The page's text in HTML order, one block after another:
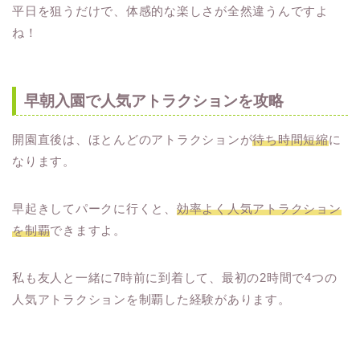
平日を狙うだけで、体感的な楽しさが全然違うんですよ
ね！
早朝入園で人気アトラクションを攻略
開園直後は、ほとんどのアトラクションが待ち時間短縮に
なります。
早起きしてパークに行くと、 効率よく人気アトラクション
を制覇できますよ。
私も友人と一緒に7時前に到着して、最初の2時間で4つの
人気アトラクションを制覇した経験があります。